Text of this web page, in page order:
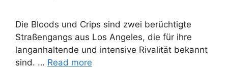
Die Bloods und Crips sind zwei berüchtigte
Straßengangs aus Los Angeles, die für ihre
langanhaltende und intensive Rivalität bekannt
sind. … Read more